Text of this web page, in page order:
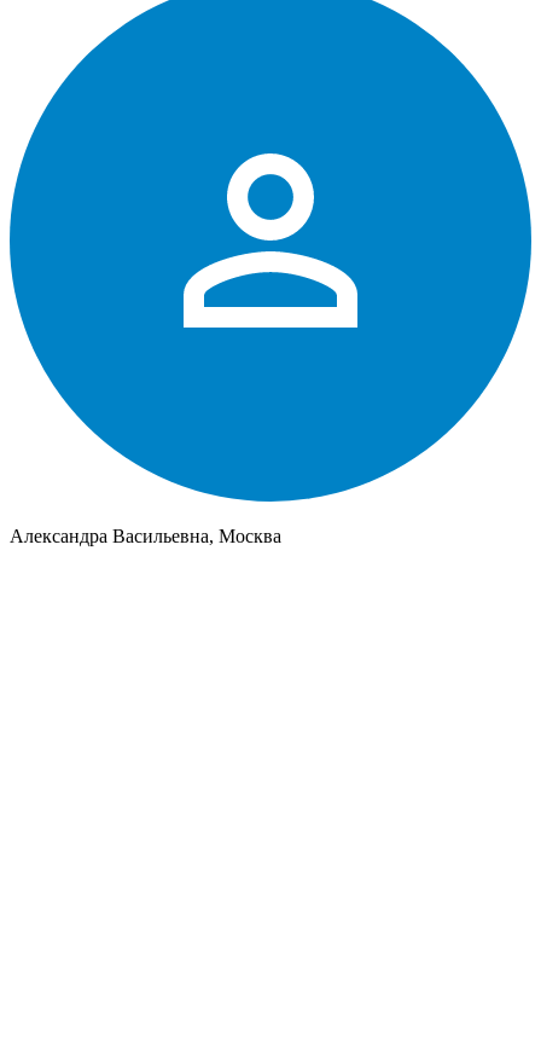
Александра Васильевна, Москва